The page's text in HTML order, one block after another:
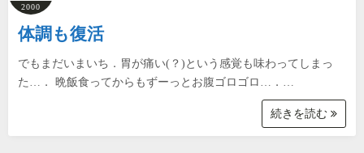
2000
体調も復活
でもまだいまいち．胃が痛い(？)という感覚も味わってしまっ
た…． 晩飯食ってからもずーっとお腹ゴロゴロ…．…
続きを読む